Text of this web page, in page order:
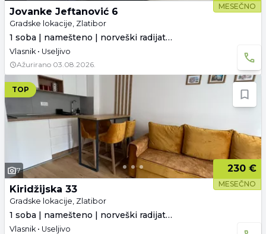
MESEČNO
Jovanke Jeftanović 6
Gradske lokacije, Zlatibor
1 soba | namešteno | norveški radijatori
Vlasnik • Useljivo
Ažurirano 03.08.2026.
TOP
7 230 €
MESEČNO
Kiridžijska 33
Gradske lokacije, Zlatibor
1 soba | namešteno | norveški radijatori
Vlasnik • Useljivo